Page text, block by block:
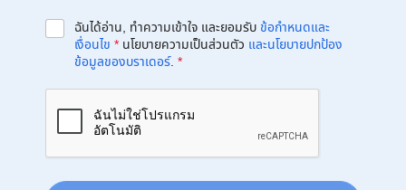
ฉันได้อ่าน, ทำความเข้าใจ และยอมรับข้อกำหนดและ
เงื่อนไข * นโยบายความเป็นส่วนตัว และนโยบายปกป้อง
ข้อมูลของบราเดอร์. *